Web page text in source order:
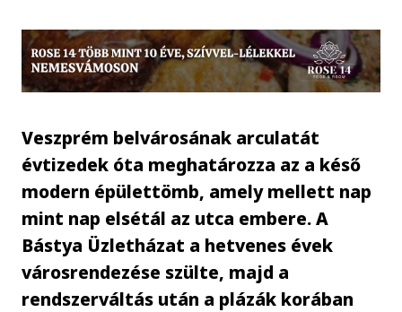
Veszprém belvárosának arculatát
évtizedek óta meghatározza az a késő
modern épülettömb, amely mellett nap
mint nap elsétál az utca embere. A
Bástya Üzletházat a hetvenes évek
városrendezése szülte, majd a
rendszerváltás után a plázák korában